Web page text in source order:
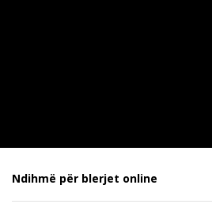
Ndihmë për blerjet online